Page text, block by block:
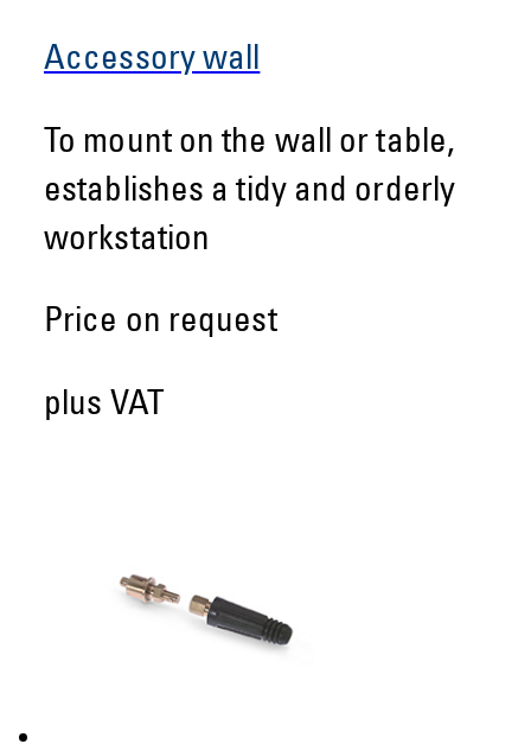
Accessory wall
To mount on the wall or table,
establishes a tidy and orderly
workstation
Price on request
plus VAT